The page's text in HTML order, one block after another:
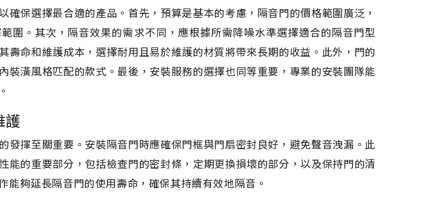
確保選擇最合適的產品。首先，預算是基本的考慮，隔音門的價格範圍廣泛，
圍。其次，隔音效果的需求不同，應根據所需降噪水準選擇適合的隔音門型
壽命和維護成本，選擇耐用且易於維護的材質將帶來長期的收益。此外，門的
裝潢風格匹配的款式。最後，安裝服務的選擇也同等重要，專業的安裝團隊能
護
發揮至關重要。安裝隔音門時應確保門框與門扇密封良好，避免聲音洩漏。此
能的重要部分，包括檢查門的密封條，定期更換損壞的部分，以及保持門的清
能夠延長隔音門的使用壽命，確保其持續有效地隔音。